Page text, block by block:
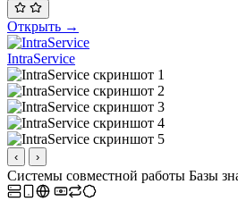
Открыть →
IntraService
‹ ›
Системы совместной работы Базы